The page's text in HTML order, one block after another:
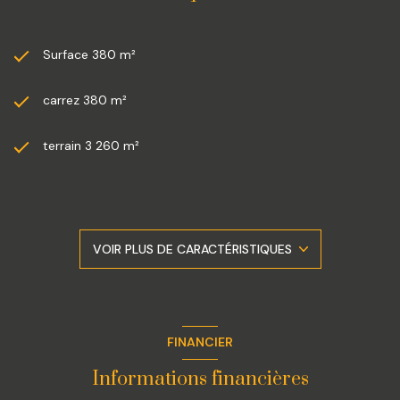
Tel:06.19.20.29.79
.
Surface 380 m²
carrez 380 m²
terrain 3 260 m²
construit en 1974
VOIR PLUS DE CARACTÉRISTIQUES
FINANCIER
Informations financières